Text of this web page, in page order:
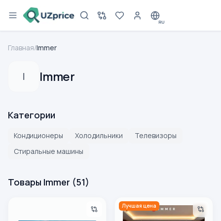
RU
Главная/Immer
I Immer
Категории
Кондиционеры Холодильники
Телевизоры
Стиральные машины
Товары Immer (51)
Телевизор Immer U43A2 4K UHD Android TV
Телевизор Immer U50A2
Лучшая цена